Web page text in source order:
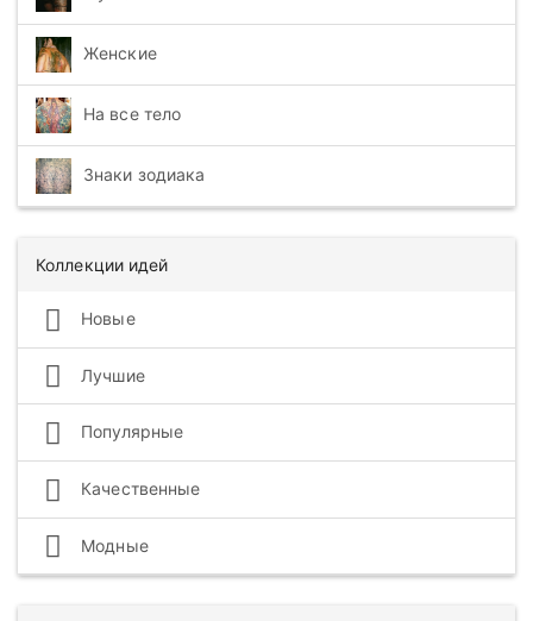
Женские
На все тело
Знаки зодиака
Коллекции идей
Новые
Лучшие
Популярные
Качественные
Модные